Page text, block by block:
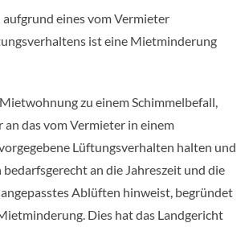
aufgrund eines vom Vermieter
ist eine Mietminderung
zu einem Schimmelbefall,
das vom Vermieter in einem
Lüftungsverhalten halten und
an die Jahreszeit und die
Ablüften hinweist, begründet
Dies hat das Landgericht